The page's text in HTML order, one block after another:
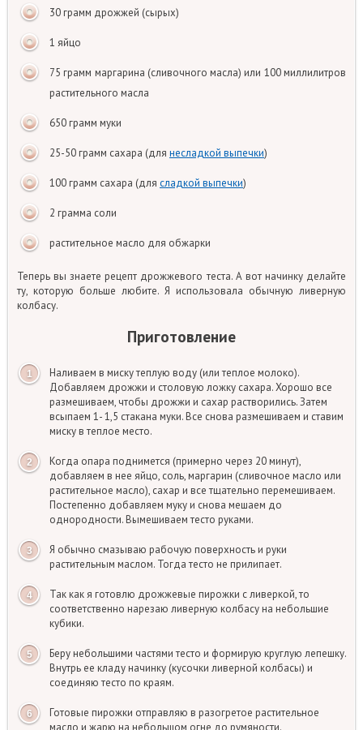
30 грамм дрожжей (сырых)
1 яйцо
75 грамм маргарина (сливочного масла) или 100 миллилитров
растительного масла
650 грамм муки
25-50 грамм сахара (для несладкой выпечки)
100 грамм сахара (для сладкой выпечки)
2 грамма соли
растительное масло для обжарки
Теперь вы знаете рецепт дрожжевого теста. А вот начинку делайте
ту, которую больше любите. Я использовала обычную ливерную
колбасу.
Приготовление
Наливаем в миску теплую воду (или теплое молоко).
Добавляем дрожжи и столовую ложку сахара. Хорошо все
размешиваем, чтобы дрожжи и сахар растворились. Затем
всыпаем 1- 1,5 стакана муки. Все снова размешиваем и ставим
миску в теплое место.
Когда опара поднимется (примерно через 20 минут),
добавляем в нее яйцо, соль, маргарин (сливочное масло или
растительное масло), сахар и все тщательно перемешиваем.
Постепенно добавляем муку и снова мешаем до
однородности. Вымешиваем тесто руками.
Я обычно смазываю рабочую поверхность и руки
растительным маслом. Тогда тесто не прилипает.
Так как я готовлю дрожжевые пирожки с ливеркой, то
соответственно нарезаю ливерную колбасу на небольшие
кубики.
Беру небольшими частями тесто и формирую круглую лепешку.
Внутрь ее кладу начинку (кусочки ливерной колбасы) и
соединяю тесто по краям.
Готовые пирожки отправляю в разогретое растительное